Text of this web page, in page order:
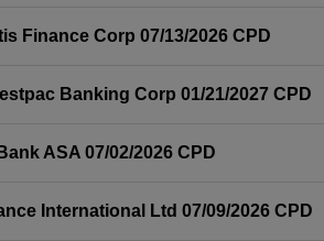
Finance Corp 07/13/2026 CPD
Banking Corp 01/21/2027 CPD
ASA 07/02/2026 CPD
International Ltd 07/09/2026 CPD